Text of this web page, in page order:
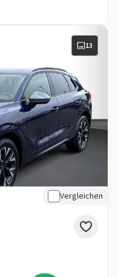
13
Vergleichen